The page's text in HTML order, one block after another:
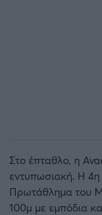
Στο έπταθλο, η
εντυπωσιακή. Η
Πρωτάθλημα του
100μ με εμπόδια